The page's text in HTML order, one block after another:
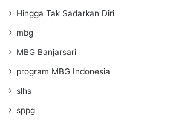
Hingga Tak Sadarkan Diri
mbg
MBG Banjarsari
program MBG Indonesia
slhs
sppg